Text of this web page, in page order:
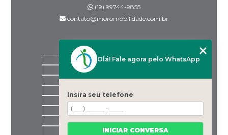
(19) 99744-9855
contato@moromobilidade.com.br
HOME
PRODUTOS
DESPACHANTES PARCEIROS
CONTATO
CATEGORIAS
MAPA DO SITE
Olá! Fale agora pelo WhatsApp
Insira seu telefone
INICIAR CONVERSA